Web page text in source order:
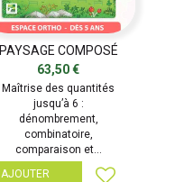
PAYSAGE COMPOSÉ
(RÉÉDUCATEURS)
63,50 €
Maîtrise des quantités
jusqu’à 6 :
dénombrement,
combinatoire,
comparaison et...
AJOUTER